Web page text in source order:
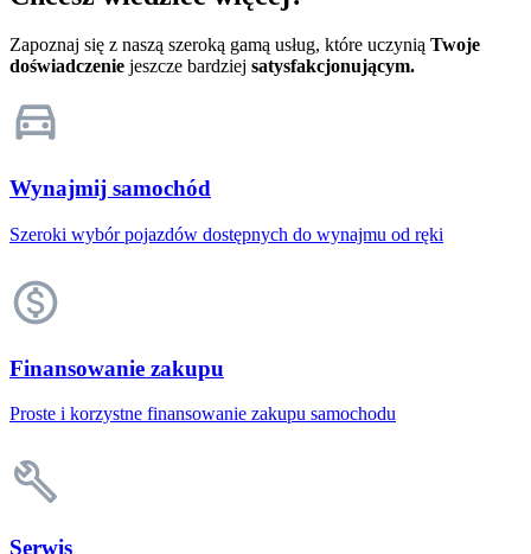
Zapoznaj się z naszą szeroką gamą usług, które uczynią Twoje
doświadczenie jeszcze bardziej satysfakcjonującym.
Wynajmij samochód
Szeroki wybór pojazdów dostępnych do wynajmu od ręki
Finansowanie zakupu
Proste i korzystne finansowanie zakupu samochodu
Serwis